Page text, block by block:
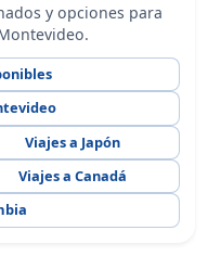
y opciones para
Viajes a Japón
Viajes a Canadá